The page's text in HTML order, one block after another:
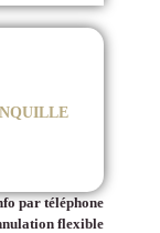
par téléphone
flexible